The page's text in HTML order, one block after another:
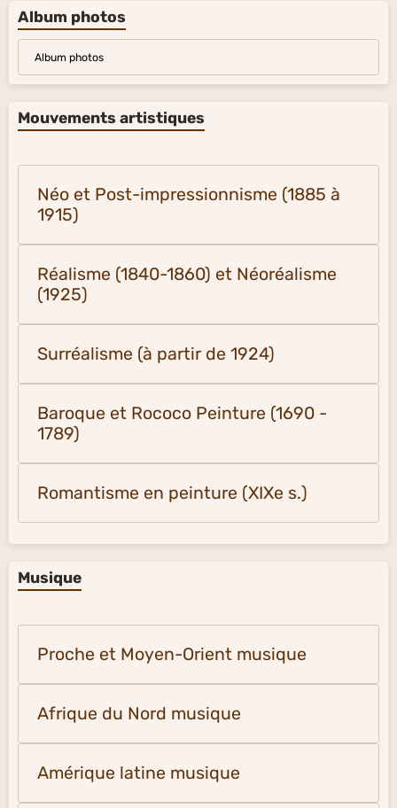
Album photos
Album photos
Mouvements artistiques
Néo et Post-impressionnisme (1885 à
1915)
Réalisme (1840-1860) et Néoréalisme
(1925)
Surréalisme (à partir de 1924)
Baroque et Rococo Peinture (1690 -
1789)
Romantisme en peinture (XIXe s.)
Musique
Proche et Moyen-Orient musique
Afrique du Nord musique
Amérique latine musique